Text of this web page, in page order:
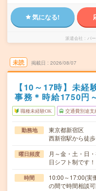
気になる!
派遣会社 パ
未読 掲載日 2026/08/07
【10～17時】未経
事務＊時給1750円
職種未経験OK 交通費別途支
勤務地
東京都新宿区
西新宿駅から徒
曜日頻度
月～金・土・日
日シフト制です！
時間
10:00～17:00(実
の間で時間相談